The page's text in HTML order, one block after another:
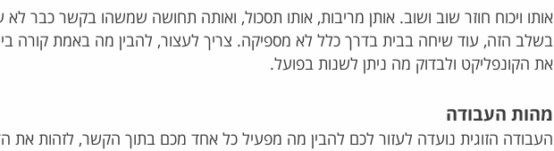
אותו ויכוח חוזר שוב ושוב. אותן מריבות, אותו תסכול, ואותה תחושה שמשהו בקשר
בשלב הזה, עוד שיחה בבית בדרך כלל לא מספיקה. צריך לעצור, להבין מה באמת קורה
את הקונפליקט ולבדוק מה ניתן לשנות בפועל.
מהות העבודה
העבודה הזוגית נועדה לעזור לכם להבין מה מפעיל כל אחד מכם בתוך הקשר, לזהות את